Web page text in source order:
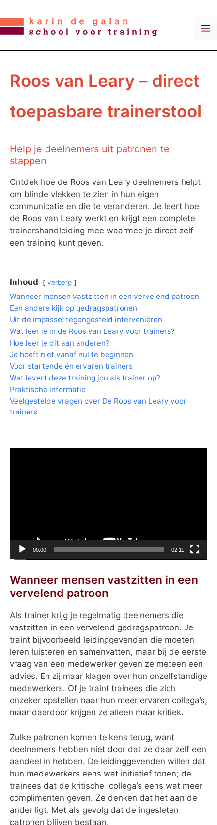
naar
de
Roos van Leary – direct
toepasbare trainerstool
Help je deelnemers uit patronen te
stappen
Ontdek hoe de Roos van Leary deelnemers helpt
om blinde vlekken te zien in hun eigen
communicatie en die te veranderen. Je leert hoe
de Roos van Leary werkt en krijgt een complete
trainershandleiding mee waarmee je direct zelf
een training kunt geven.
Inhoud verberg
Wanneer mensen vastzitten in een vervelend patroon
Een andere kijk op gedragspatronen
Uit de impasse: tegengesteld interveniëren
Wat leer je in de Roos van Leary voor trainers?
Hoe leer je dit aan anderen?
Je hoeft niet vanaf nul te beginnen
Voor startende én ervaren trainers
Wat levert deze training jou als trainer op?
Praktische informatie
Veelgestelde vragen over De Roos van Leary voor
trainers
00:00 02:11
Wanneer mensen vastzitten in een
vervelend patroon
Als trainer krijg je regelmatig deelnemers die
vastzitten in een vervelend gedragspatroon. Je
traint bijvoorbeeld leidinggevenden die moeten
leren luisteren en samenvatten, maar bij de eerste
vraag van een medewerker geven ze meteen een
advies. En zij maar klagen over hun onzelfstandige
medewerkers. Of je traint trainees die zich
onzeker opstellen naar hun meer ervaren collega’s,
maar daardoor krijgen ze alleen maar kritiek.
Zulke patronen komen telkens terug, want
deelnemers hebben niet door dat ze daar zelf een
aandeel in hebben. De leidinggevenden willen dat
hun medewerkers eens wat initiatief tonen; de
trainees dat de kritische collega’s eens wat meer
complimenten geven. Ze denken dat het aan de
ander ligt. Met als gevolg dat de ingesleten
patronen blijven bestaan.